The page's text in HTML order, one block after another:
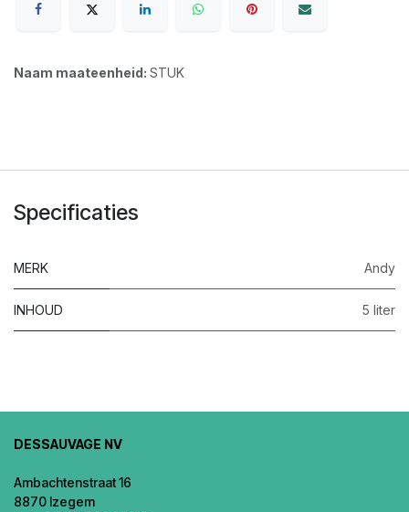
Naam maateenheid: STUK
Specificaties
MERK Andy
INHOUD 5 liter
DESSAUVAGE NV
Ambachtenstraat 16
8870 Izegem